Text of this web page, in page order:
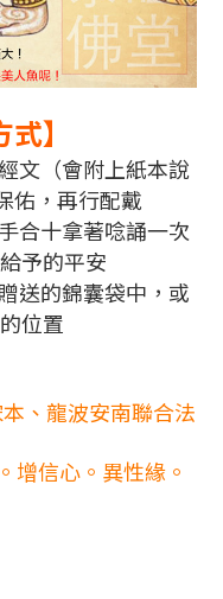
】
文（會附上紙本說
佑，再行配戴
合十拿著唸誦一次
予的平安
送的錦囊袋中，或
位置
、龍波安南聯合法
增信心。異性緣。